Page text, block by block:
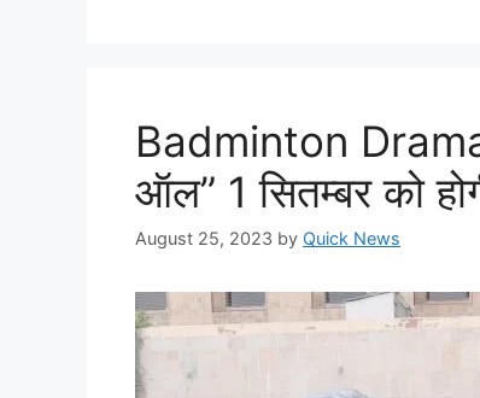
Badminton
ऑल” 1 सितम्बर को
August 25, 2023 by Quick News